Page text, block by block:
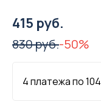
415 руб.
830 руб.-50%
4 платежа по104